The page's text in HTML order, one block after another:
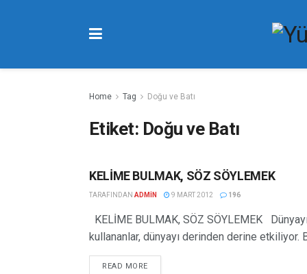
Home Tag Doğu ve Batı
Etiket: Doğu ve Batı
FIIL YAZILARI
KELİME BULMAK, SÖZ SÖYLEMEK
TARAFINDAN ADMIN 9 MART 2012 196
KELİME BULMAK, SÖZ SÖYLEMEK
kullananlar, dünyayı derinden derine etkiliyor.
READ MORE